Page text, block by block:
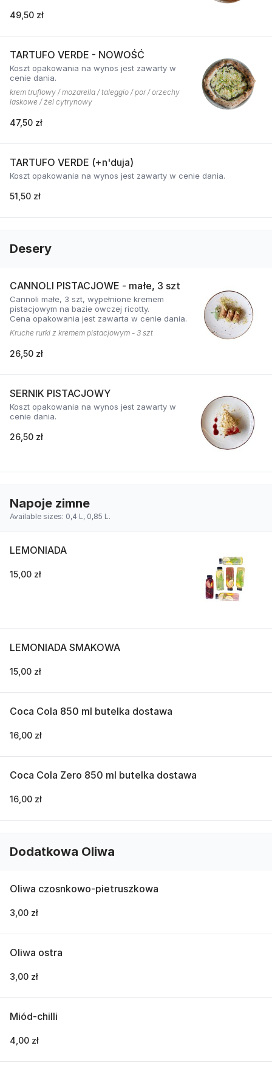
49,50 zł
TARTUFO VERDE - NOWOŚĆ
Koszt opakowania na wynos jest zawarty w
cenie dania.
krem truflowy / mozarella / taleggio / por / orzechy
laskowe / żel cytrynowy
47,50 zł
TARTUFO VERDE (+n'duja)
Koszt opakowania na wynos jest zawarty w cenie dania.
51,50 zł
Desery
CANNOLI PISTACJOWE - małe, 3 szt
Cannoli małe, 3 szt, wypełnione kremem
pistacjowym na bazie owczej ricotty.
Cena opakowania jest zawarta w cenie dania.
Kruche rurki z kremem pistacjowym - 3 szt
26,50 zł
SERNIK PISTACJOWY
Koszt opakowania na wynos jest zawarty w
cenie dania.
26,50 zł
Napoje zimne
Available sizes: 0,4 L, 0,85 L.
LEMONIADA
15,00 zł
LEMONIADA SMAKOWA
15,00 zł
Coca Cola 850 ml butelka dostawa
16,00 zł
Coca Cola Zero 850 ml butelka dostawa
16,00 zł
Dodatkowa Oliwa
Oliwa czosnkowo-pietruszkowa
3,00 zł
Oliwa ostra
3,00 zł
Miód-chilli
4,00 zł